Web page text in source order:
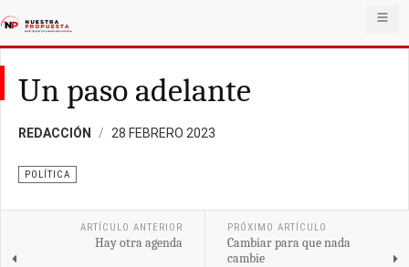
Un paso adelante
REDACCIÓN 28 FEBRERO 2023
POLÍTICA
ARTÍCULO ANTERIOR
Hay otra agenda
PRÓXIMO ARTÍCULO
Cambiar para que nada
cambie